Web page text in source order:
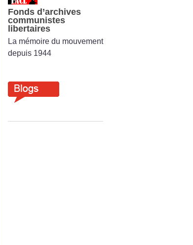
Fonds d’archives
communistes
libertaires
La mémoire du mouvement
depuis 1944